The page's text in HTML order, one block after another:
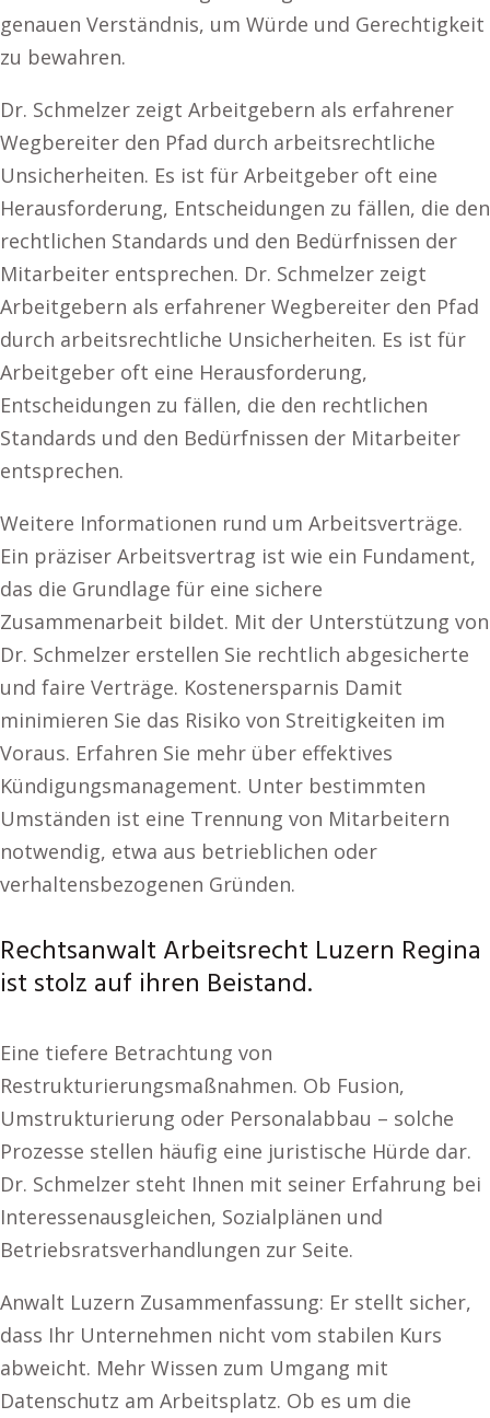
genauen Verständnis, um Würde und Gerechtigkeit
zu bewahren.
Dr. Schmelzer zeigt Arbeitgebern als erfahrener
Wegbereiter den Pfad durch arbeitsrechtliche
Unsicherheiten. Es ist für Arbeitgeber oft eine
Herausforderung, Entscheidungen zu fällen, die den
rechtlichen Standards und den Bedürfnissen der
Mitarbeiter entsprechen. Dr. Schmelzer zeigt
Arbeitgebern als erfahrener Wegbereiter den Pfad
durch arbeitsrechtliche Unsicherheiten. Es ist für
Arbeitgeber oft eine Herausforderung,
Entscheidungen zu fällen, die den rechtlichen
Standards und den Bedürfnissen der Mitarbeiter
entsprechen.
Weitere Informationen rund um Arbeitsverträge.
Ein präziser Arbeitsvertrag ist wie ein Fundament,
das die Grundlage für eine sichere
Zusammenarbeit bildet. Mit der Unterstützung von
Dr. Schmelzer erstellen Sie rechtlich abgesicherte
und faire Verträge. Kostenersparnis Damit
minimieren Sie das Risiko von Streitigkeiten im
Voraus. Erfahren Sie mehr über effektives
Kündigungsmanagement. Unter bestimmten
Umständen ist eine Trennung von Mitarbeitern
notwendig, etwa aus betrieblichen oder
verhaltensbezogenen Gründen.
Rechtsanwalt Arbeitsrecht Luzern Regina
ist stolz auf ihren Beistand.
Eine tiefere Betrachtung von
Restrukturierungsmaßnahmen. Ob Fusion,
Umstrukturierung oder Personalabbau – solche
Prozesse stellen häufig eine juristische Hürde dar.
Dr. Schmelzer steht Ihnen mit seiner Erfahrung bei
Interessenausgleichen, Sozialplänen und
Betriebsratsverhandlungen zur Seite.
Anwalt Luzern Zusammenfassung: Er stellt sicher,
dass Ihr Unternehmen nicht vom stabilen Kurs
abweicht. Mehr Wissen zum Umgang mit
Datenschutz am Arbeitsplatz. Ob es um die